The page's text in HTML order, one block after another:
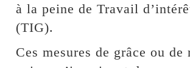
à la peine de Travail
(TIG).
Ces mesures de grâce ou de